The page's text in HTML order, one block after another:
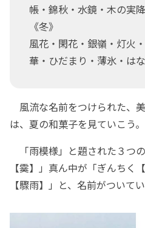
帳・錦秋・水鏡・木の実
《冬》
風花・閑花・銀嶺・灯火
華・ひだまり・薄氷・は
風流な名前をつけられた、
は、夏の和菓子を見ていこう。
「雨模様」と題された３つ
【霙】」真ん中が「ぎんちく
【驟雨】」と、名前がついてい